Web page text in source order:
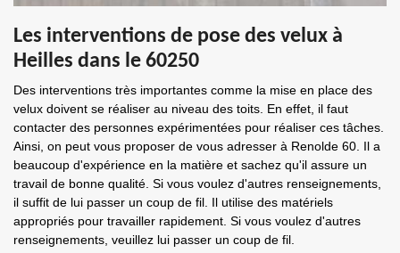
Les interventions de pose des velux à
Heilles dans le 60250
Des interventions très importantes comme la mise en place des
velux doivent se réaliser au niveau des toits. En effet, il faut
contacter des personnes expérimentées pour réaliser ces tâches.
Ainsi, on peut vous proposer de vous adresser à Renolde 60. Il a
beaucoup d'expérience en la matière et sachez qu'il assure un
travail de bonne qualité. Si vous voulez d'autres renseignements,
il suffit de lui passer un coup de fil. Il utilise des matériels
appropriés pour travailler rapidement. Si vous voulez d'autres
renseignements, veuillez lui passer un coup de fil.